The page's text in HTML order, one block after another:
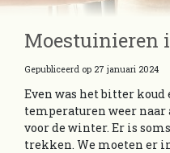
Moestuinieren
Gepubliceerd op 27 januari 2024
Even was het bitter koud
temperaturen weer naar
voor de winter. Er is
trekken. We moeten er